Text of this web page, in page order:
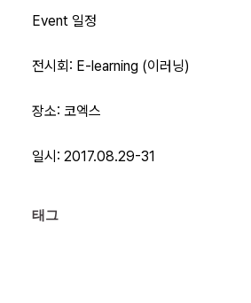
Event 일정
전시회: E-learning (이러닝)
장소: 코엑스
일시: 2017.08.29-31
태그